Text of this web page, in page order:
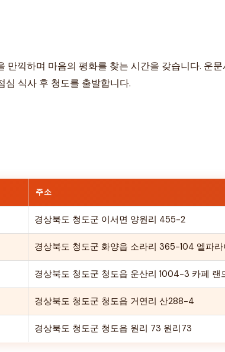
만끽하며 마음의 평화를 찾는 시간을 갖습니다. 운
심 식사 후 청도를 출발합니다.
주소
경상북도 청도군 이서면 양원리 455-2
경상북도 청도군 화양읍 소라리 365-104 엘파
경상북도 청도군 청도읍 운산리 1004-3 카페 랜
경상북도 청도군 청도읍 거연리 산288-4
경상북도 청도군 청도읍 원리 73 원리73